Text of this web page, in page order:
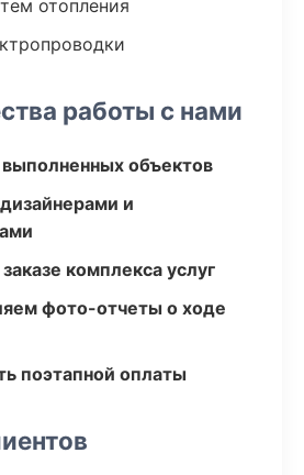
отопления
работы с нами
объектов
и
комплекса услуг
фото-отчеты о ходе
поэтапной оплаты